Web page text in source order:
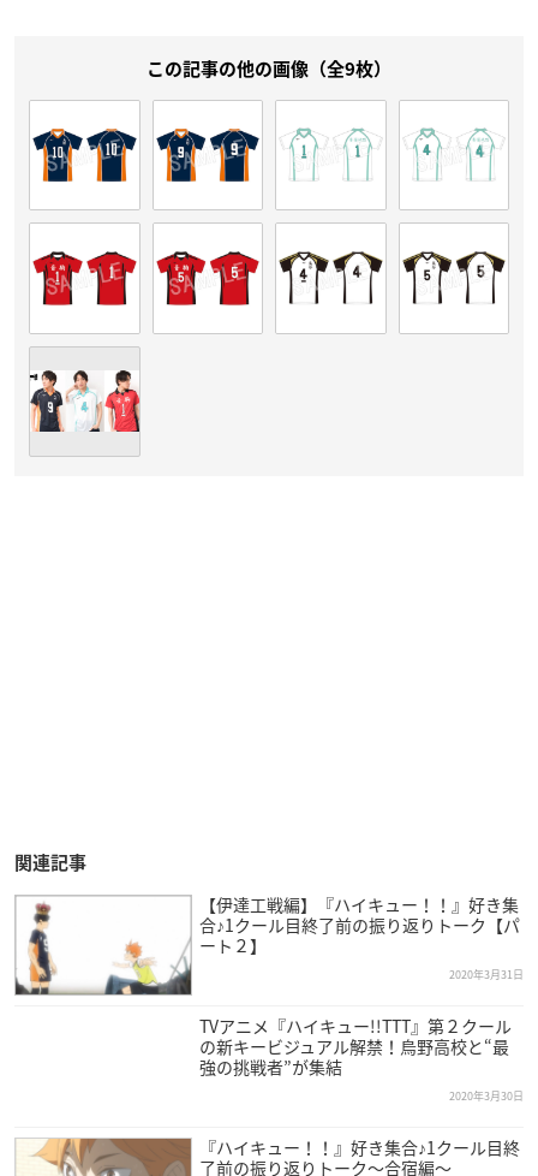
この記事の他の画像（全9枚）
関連記事
【伊達工戦編】『ハイキュー！！』好き集
合♪1クール目終了前の振り返りトーク【パ
ート２】
2020年3月31日
TVアニメ『ハイキュー!!TTT』第２クール
の新キービジュアル解禁！烏野高校と“最
強の挑戦者”が集結
2020年3月30日
『ハイキュー！！』好き集合♪1クール目終
了前の振り返りトーク〜合宿編〜